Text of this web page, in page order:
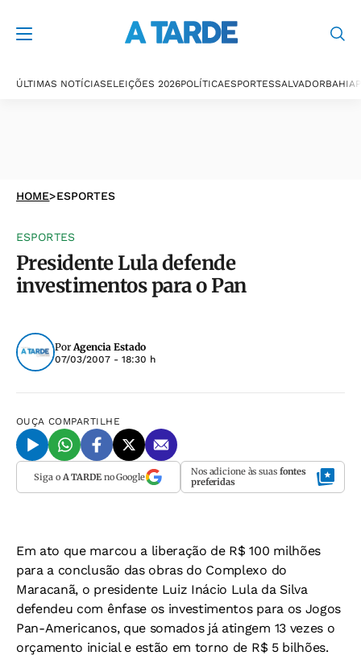
ÚLTIMAS NOTÍCIASELEIÇÕES 2026POLÍTICAESPORTESSALVADORBAHIA
HOME>ESPORTES
ESPORTES
Presidente Lula defende
investimentos para o Pan
PorAgencia Estado
07/03/2007 - 18:30 h
OUÇA COMPARTILHE
Siga o A TARDEno Google Nos adicione às suas fontes
preferidas
Em ato que marcou a liberação de R$ 100 milhões
para a conclusão das obras do Complexo do
Maracanã, o presidente Luiz Inácio Lula da Silva
defendeu com ênfase os investimentos para os Jogos
Pan-Americanos, que somados já atingem 13 vezes o
orçamento inicial e estão em torno de R$ 5 bilhões.